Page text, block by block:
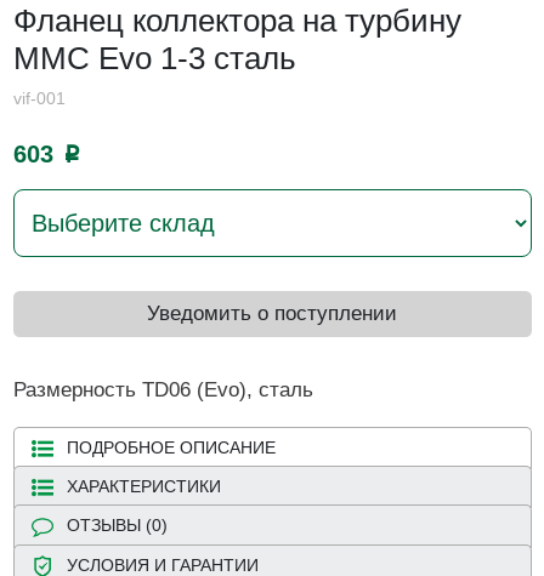
Фланец коллектора на турбину
MMC Evo 1-3 сталь
vif-001
603 p
Уведомить о поступлении
Размерность TD06 (Evo), сталь
ПОДРОБНОЕ ОПИСАНИЕ
ХАРАКТЕРИСТИКИ
ОТЗЫВЫ (0)
УСЛОВИЯ И ГАРАНТИИ